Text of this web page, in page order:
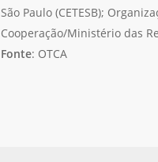
São Paulo (CETESB);
Cooperação/Ministério das
Fonte: OTCA